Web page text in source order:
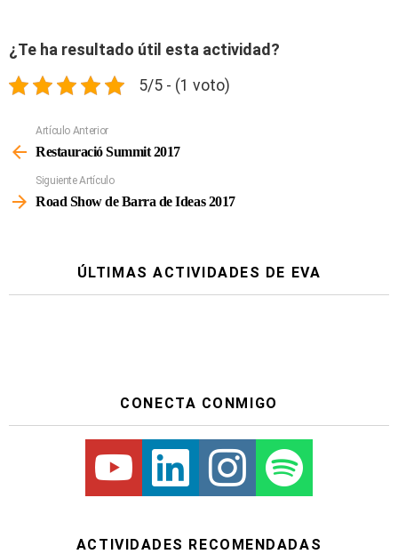
¿Te ha resultado útil esta actividad?
5/5 - (1 voto)
Más
Artículo Anterior
Restauració Summit 2017
Siguiente Artículo
Road Show de Barra de Ideas 2017
ÚLTIMAS ACTIVIDADES DE EVA
CONECTA CONMIGO
Youtube Linkedin Instagram Spotify
ACTIVIDADES RECOMENDADAS